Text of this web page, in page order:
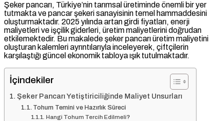
Şeker pancarı, Türkiye’nin tarımsal üretiminde önemli bir yer
tutmakta ve pancar şekeri sanayisinin temel hammaddesini
oluşturmaktadır. 2025 yılında artan girdi fiyatları, enerji
maliyetleri ve işçilik giderleri, üretim maliyetlerini doğrudan
etkilemektedir. Bu makalede şeker pancarı üretim maliyetini
oluşturan kalemleri ayrıntılarıyla inceleyerek, çiftçilerin
karşılaştığı güncel ekonomik tabloya ışık tutulmaktadır.
İçindekiler
Şeker Pancarı Yetiştiriciliğinde Maliyet Unsurları
Tohum Temini ve Hazırlık Süreci
Hangi Tohum Tercih Edilmeli?